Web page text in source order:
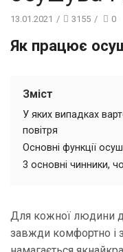
13.01.2021 / 3155 / 0
Як працює
Зміст
У яких випадках
повітря
Основні функції
3 основні чинники,
Для кожної людини
завжди комфортно і